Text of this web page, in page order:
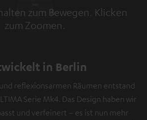
zum Bewegen. Klicken
zum Zoomen.
Tap to zoom
in Berlin
reflexionsarmen Räumen entstand
Serie Mk4. Das Design haben wir
und verfeinert – es ist nun mehr